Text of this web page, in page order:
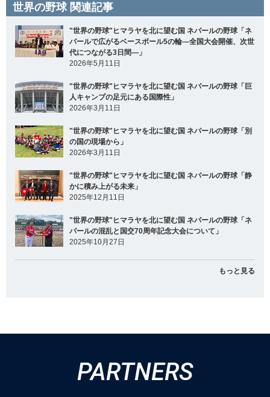
世界の野球 関連記事
"世界の野球"ヒマラヤを北に望む国 ネパールの野球「ネ
パールで広がるベースボール5の輪―全国大会開催、次世
代につながる3日間―」
2026年5月11日
"世界の野球"ヒマラヤを北に望む国 ネパールの野球「巨
人キャンプの足元にある国際性」
2026年3月11日
"世界の野球"ヒマラヤを北に望む国 ネパールの野球「別
の国の現場から」
2026年3月11日
"世界の野球"ヒマラヤを北に望む国 ネパールの野球「静
かに積み上がる未来」
2025年12月11日
"世界の野球"ヒマラヤを北に望む国 ネパールの野球「ネ
パールの混乱と国交70周年記念大会について」
2025年10月27日
もっと見る
PARTNERS